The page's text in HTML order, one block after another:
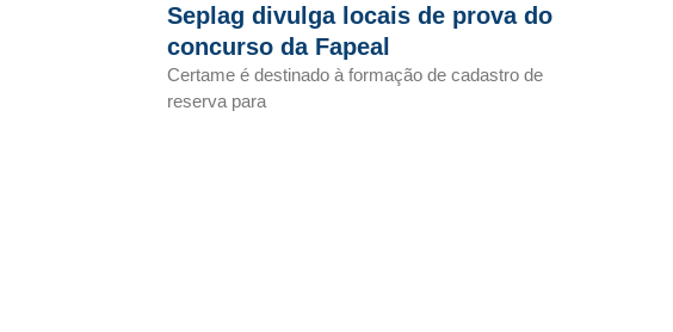
Seplag divulga locais de prova do
concurso da Fapeal
Certame é destinado à formação de cadastro de
reserva para